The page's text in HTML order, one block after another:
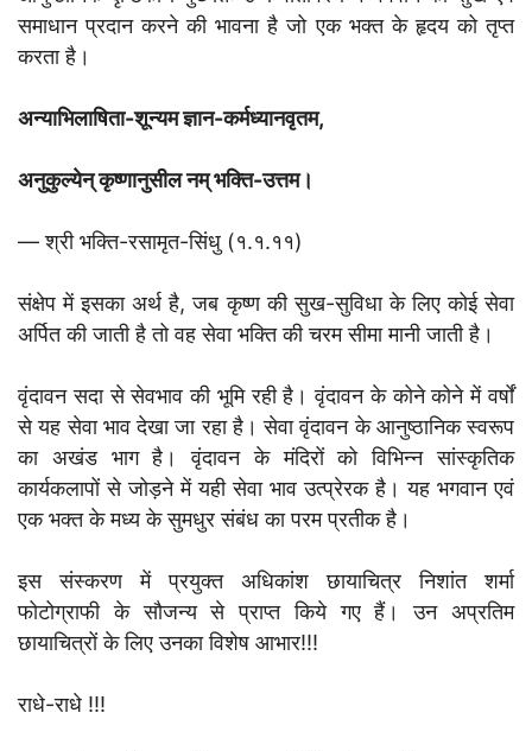
समाधान प्रदान करने की भावना है जो एक भक्त के हृदय को तृप्त
करता है।
अन्याभिलाषिता-शून्यम ज्ञान-कर्मध्यानवृतम,
अनुकुल्येन् कृष्णानुसील नम् भक्ति-उत्तम।
— श्री भक्ति-रसामृत-सिंधु (१.१.११)
संक्षेप में इसका अर्थ है, जब कृष्ण की सुख-सुविधा के लिए कोई सेवा
अर्पित की जाती है तो वह सेवा भक्ति की चरम सीमा मानी जाती है।
वृंदावन सदा से सेवभाव की भूमि रही है। वृंदावन के कोने कोने में वर्षों
से यह सेवा भाव देखा जा रहा है। सेवा वृंदावन के आनुष्ठानिक स्वरूप
का अखंड भाग है। वृंदावन के मंदिरों को विभिन्न सांस्कृतिक
कार्यकलापों से जोड़ने में यही सेवा भाव उत्प्रेरक है। यह भगवान एवं
एक भक्त के मध्य के सुमधुर संबंध का परम प्रतीक है।
इस संस्करण में प्रयुक्त अधिकांश छायाचित्र निशांत शर्मा
फोटोग्राफी के सौजन्य से प्राप्त किये गए हैं। उन अप्रतिम
छायाचित्रों के लिए उनका विशेष आभार!!!
राधे-राधे !!!